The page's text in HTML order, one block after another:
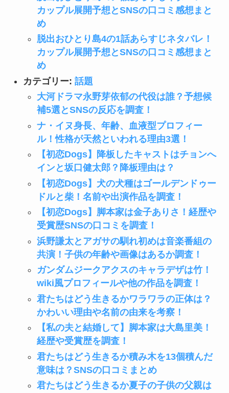
カップル展開予想とSNSの口コミ感想まと
め
脱出おひとり島4の1話あらすじネタバレ！
カップル展開予想とSNSの口コミ感想まと
め
カテゴリー: 話題
大河ドラマ永野芽依郁の代役は誰？予想候
補5選とSNSの反応を調査！
ナ・イヌ身長、年齢、血液型プロフィー
ル！性格が天然といわれる理由3選！
【初恋Dogs】降板したキャストはチョンへ
インと坂口健太郎？降板理由は？
【初恋Dogs】犬の犬種はゴールデンドゥー
ドルと柴！名前や出演作品を調査！
【初恋Dogs】脚本家は金子ありさ！経歴や
受賞歴SNSの口コミを調査！
浜野謙太とアガサの馴れ初めは音楽番組の
共演！子供の年齢や画像はあるか調査！
ガンダムジークアクスのキャラデザは竹！
wiki風プロフィールや他の作品を調査！
君たちはどう生きるかワラワラの正体は？
かわいい理由や名前の由来を考察！
【私の夫と結婚して】脚本家は大島里美！
経歴や受賞歴を調査！
君たちはどう生きるか積み木を13個積んだ
意味は？SNSの口コミまとめ
君たちはどう生きるか夏子の子供の父親は